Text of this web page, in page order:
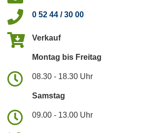
0 52 44 / 30 00
Verkauf
Montag bis Freitag
08.30 - 18.30 Uhr
Samstag
09.00 - 13.00 Uhr